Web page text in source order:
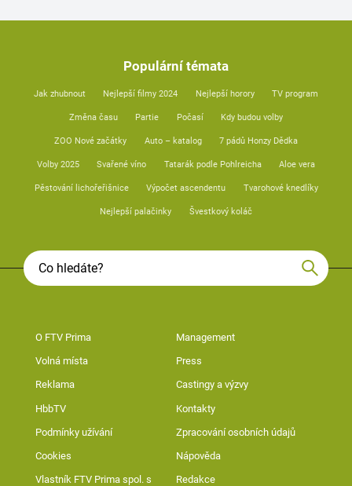
Populární témata
Jak zhubnout Nejlepší filmy 2024 Nejlepší horory TV program
Změna času Partie Počasí Kdy budou volby
ZOO Nové začátky Auto – katalog 7 pádů Honzy Dědka
Volby 2025 Svařené víno Tatarák podle Pohlreicha Aloe vera
Pěstování lichořeřišnice Výpočet ascendentu Tvarohové knedlíky
Nejlepší palačinky Švestkový koláč
O FTV Prima Management
Volná místa Press
Reklama Castingy a výzvy
HbbTV Kontakty
Podmínky užívání Zpracování osobních údajů
Cookies Nápověda
Vlastník FTV Prima spol. s Redakce